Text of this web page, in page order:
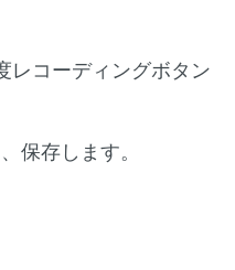
レコーディングボタン
保存します。